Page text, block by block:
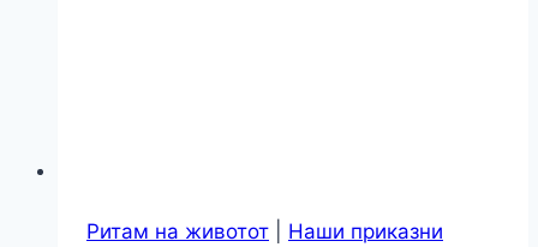
Ритам на животот Наши приказни